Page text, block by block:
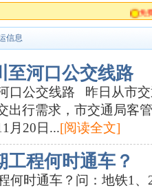
免费
信息
至河口公交线路
口公交线路 昨日从市交
出行需求，市交通局客
月20日...[阅读全文]
工程何时通车？
何时通车？问：地铁1、